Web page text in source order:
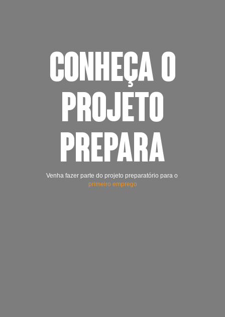
CONHEÇA O
PROJETO
PREPARA
Venha fazer parte do projeto preparatório para o
primeiro emprego